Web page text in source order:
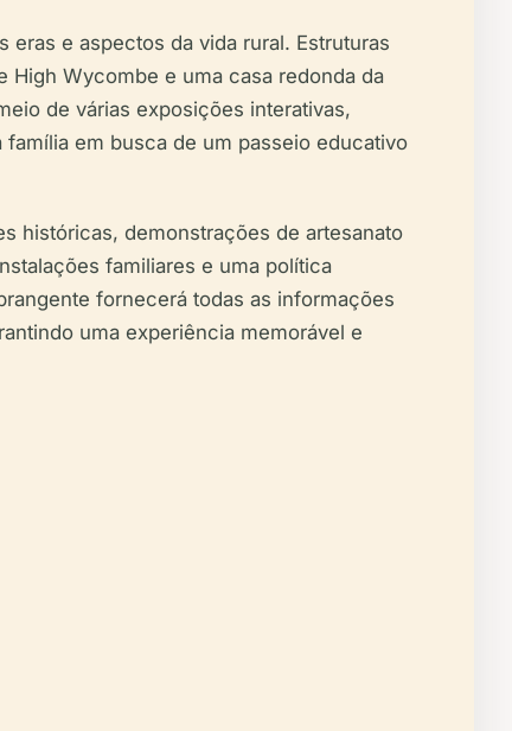
e aspectos da vida rural. Estruturas
High Wycombe e uma casa redonda da
de várias exposições interativas,
em busca de um passeio educativo
históricas, demonstrações de artesanato
familiares e uma política
fornecerá todas as informações
uma experiência memorável e